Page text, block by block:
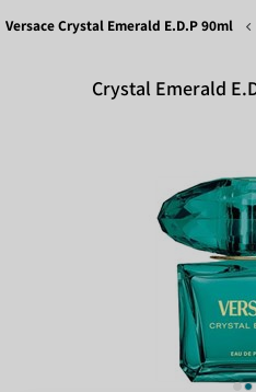
Versace Crystal Emerald E.D.P 90ml